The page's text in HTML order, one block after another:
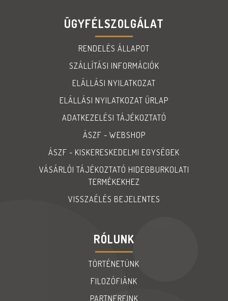
ÜGYFÉLSZOLGÁLAT
RENDELÉS ÁLLAPOT
SZÁLLÍTÁSI INFORMÁCIÓK
ELÁLLÁSI NYILATKOZAT
ELÁLLÁSI NYILATKOZAT ŰRLAP
ADATKEZELÉSI TÁJÉKOZTATÓ
ÁSZF - WEBSHOP
ÁSZF - KISKERESKEDELMI EGYSÉGEK
VÁSÁRLÓI TÁJÉKOZTATÓ HIDEGBURKOLATI
TERMÉKEKHEZ
VISSZAÉLÉS BEJELENTES
RÓLUNK
TÖRTÉNETÜNK
FILOZÓFIÁNK
PARTNEREINK